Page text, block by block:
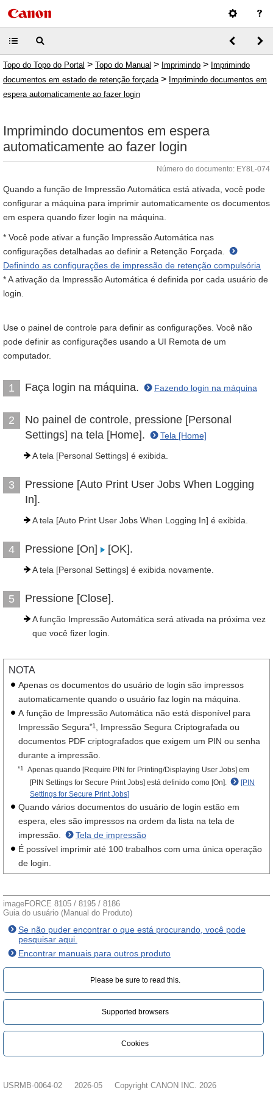
Topo do Topo do Portal > Topo do Manual > Imprimindo > Imprimindo
documentos em estado de retenção forçada > Imprimindo documentos em
espera automaticamente ao fazer login
Imprimindo documentos em espera
automaticamente ao fazer login
Número do documento: EY8L-074
Quando a função de Impressão Automática está ativada, você pode
configurar a máquina para imprimir automaticamente os documentos
em espera quando fizer login na máquina.
* Você pode ativar a função Impressão Automática nas
configurações detalhadas ao definir a Retenção Forçada.
Definindo as configurações de impressão de retenção compulsória
* A ativação da Impressão Automática é definida por cada usuário de
login.
Use o painel de controle para definir as configurações. Você não
pode definir as configurações usando a UI Remota de um
computador.
1 Faça login na máquina. Fazendo login na máquina
2
No painel de controle, pressione [Personal
Settings] na tela [Home].
Tela [Home]
A tela [Personal Settings] é exibida.
3
Pressione [Auto Print User Jobs When Logging
In].
A tela [Auto Print User Jobs When Logging In] é exibida.
4 Pressione [On] [OK].
A tela [Personal Settings] é exibida novamente.
5 Pressione [Close].
A função Impressão Automática será ativada na próxima vez
que você fizer login.
NOTA
Apenas os documentos do usuário de login são impressos
automaticamente quando o usuário faz login na máquina.
A função de Impressão Automática não está disponível para
Impressão Segura*1
, Impressão Segura Criptografada ou
documentos PDF criptografados que exigem um PIN ou senha
durante a impressão.
*1
Apenas quando [Require PIN for Printing/Displaying User Jobs] em
[PIN Settings for Secure Print Jobs] está definido como [On].
[PIN
Settings for Secure Print Jobs]
Quando vários documentos do usuário de login estão em
espera, eles são impressos na ordem da lista na tela de
impressão.
Tela de impressão
É possível imprimir até 100 trabalhos com uma única operação
de login.
imageFORCE 8105 / 8195 / 8186
Guia do usuário (Manual do Produto)
Se não puder encontrar o que está procurando, você pode
pesquisar aqui.
Encontrar manuais para outros produto
Please be sure to read this.‎
Supported browsers
Cookies
USRMB-0064-02 2026-05 Copyright CANON INC. 2026